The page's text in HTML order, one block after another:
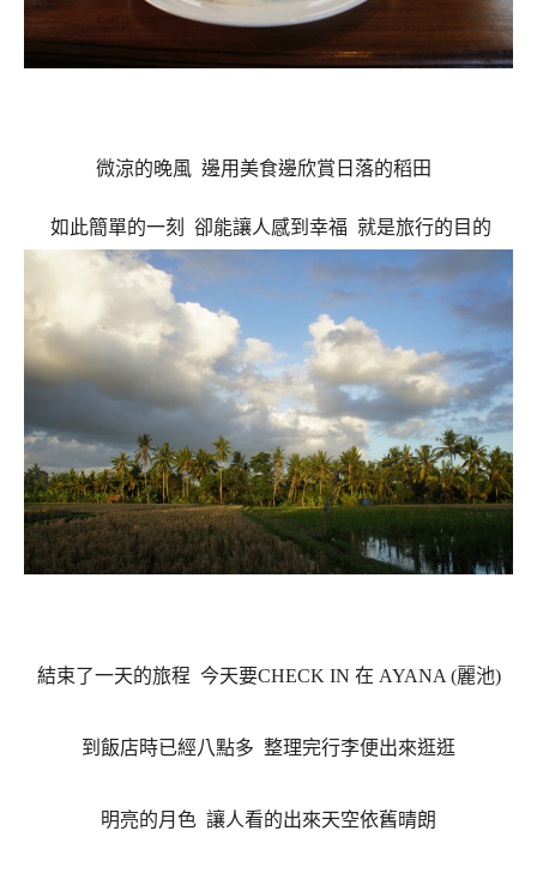
微涼的晚風 邊用美食邊欣賞日落的稻田
如此簡單的一刻 卻能讓人感到幸福 就是旅行的目的
結束了一天的旅程 今天要CHECK IN 在 AYANA (麗池)
到飯店時已經八點多 整理完行李便出來逛逛
明亮的月色 讓人看的出來天空依舊晴朗